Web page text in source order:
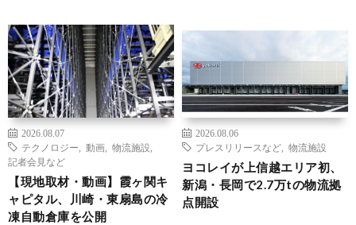
2026.08.07
テクノロジー
動画 物流施設
記者会見など
【現地取材・動画】霞ヶ関キ
ャピタル、川崎・東扇島の冷
凍自動倉庫を公開
2026.08.06
プレスリリースなど
物流施設
ヨコレイが上信越エリア初、
新潟・長岡で2.7万tの物流拠
点開設